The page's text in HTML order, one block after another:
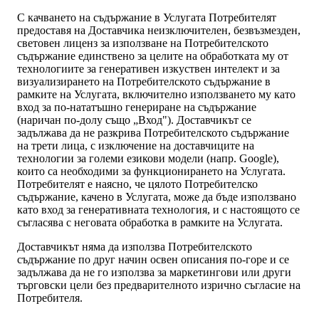
С качването на съдържание в Услугата Потребителят
предоставя на Доставчика неизключителен, безвъзмезден,
световен лиценз за използване на Потребителското
съдържание единствено за целите на обработката му от
технологиите за генеративен изкуствен интелект и за
визуализирането на Потребителското съдържание в
рамките на Услугата, включително използването му като
вход за по-нататъшно генериране на съдържание
(наричан по-долу също „Вход"). Доставчикът се
задължава да не разкрива Потребителското съдържание
на трети лица, с изключение на доставчиците на
технологии за големи езикови модели (напр. Google),
които са необходими за функционирането на Услугата.
Потребителят е наясно, че цялото Потребителско
съдържание, качено в Услугата, може да бъде използвано
като вход за генеративната технология, и с настоящото се
съгласява с неговата обработка в рамките на Услугата.
Доставчикът няма да използва Потребителското
съдържание по друг начин освен описания по-горе и се
задължава да не го използва за маркетингови или други
търговски цели без предварителното изрично съгласие на
Потребителя.